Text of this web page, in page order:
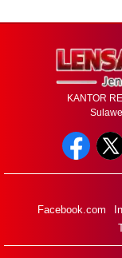
KANTOR
Facebook.com